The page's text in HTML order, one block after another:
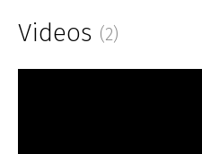
Videos (2)